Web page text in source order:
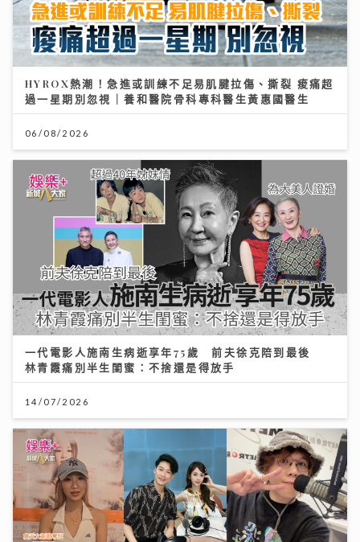
HYROX熱潮！急進或訓練不足易肌腱拉傷、撕裂 痠痛超
過一星期別忽視｜養和醫院骨科專科醫生黃惠國醫生
06/08/2026
一代電影人施南生病逝享年75歲 前夫徐克陪到最後
林青霞痛別半生閨蜜：不捨還是得放手
14/07/2026